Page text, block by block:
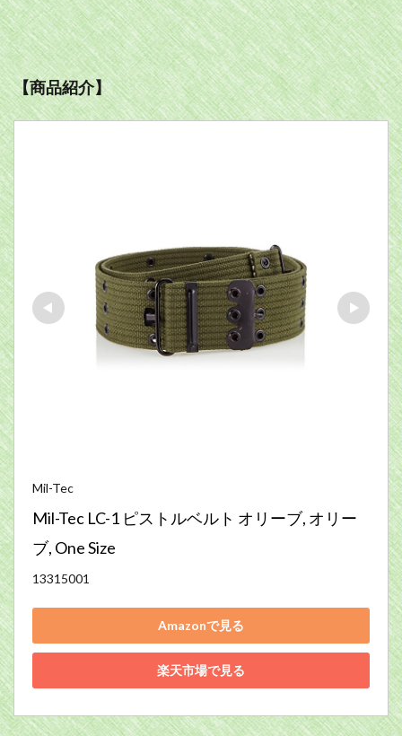
【商品紹介】
Mil-Tec
Mil-Tec LC-1 ピストルベルト オリーブ, オリー
ブ, One Size
13315001
Amazonで見る
楽天市場で見る